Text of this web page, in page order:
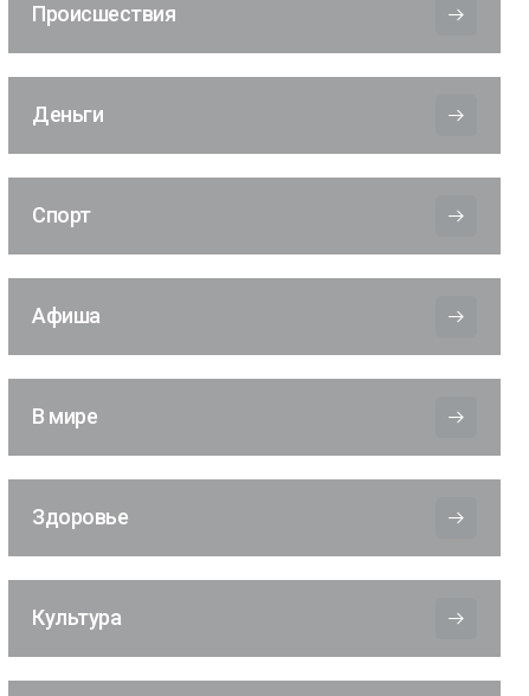
Происшествия
Деньги
Спорт
Афиша
В мире
Здоровье
Культура